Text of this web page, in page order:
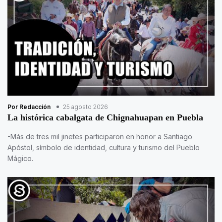
Por Redacción 25 agosto 2026
La histórica cabalgata de Chignahuapan en Puebla
-Más de tres mil jinetes participaron en honor a Santiago
Apóstol, símbolo de identidad, cultura y turismo del Pueblo
Mágico.